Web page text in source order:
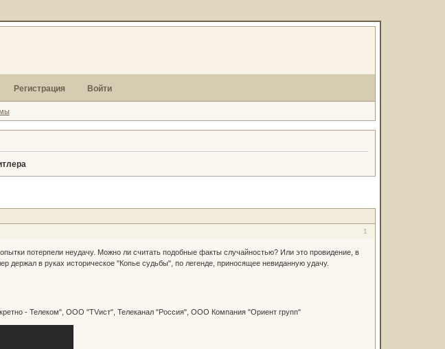
Регистрация Войти
1
потерпели неудачу. Можно ли считать подобные факты случайностью? Или это провидение, в
держал в руках историческое "Копье судьбы", по легенде, приносящее невиданную удачу.
- Телеком", ООО "TVист", Телеканал "Россия", ООО Компания "Ориент групп"